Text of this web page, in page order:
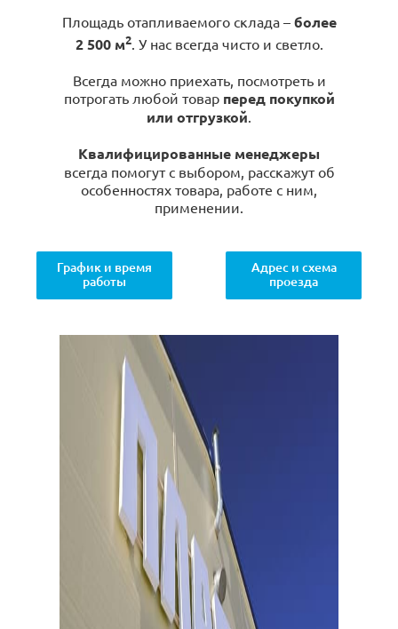
Площадь отапливаемого склада – более
2 500 м2. У нас всегда чисто и светло.
Всегда можно приехать, посмотреть и
потрогать любой товар перед покупкой
или отгрузкой.
Квалифицированные менеджеры
всегда помогут с выбором, расскажут об
особенностях товара, работе с ним,
применении.
График и время
работы
Адрес и схема
проезда